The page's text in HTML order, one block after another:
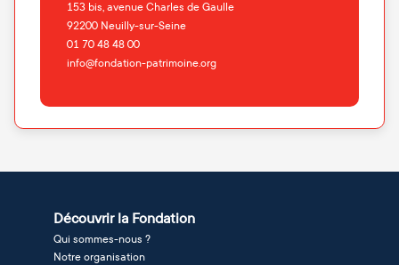
153 bis, avenue Charles de Gaulle
92200 Neuilly-sur-Seine
01 70 48 48 00
info@fondation-patrimoine.org
Découvrir la Fondation
Qui sommes-nous ?
Notre organisation